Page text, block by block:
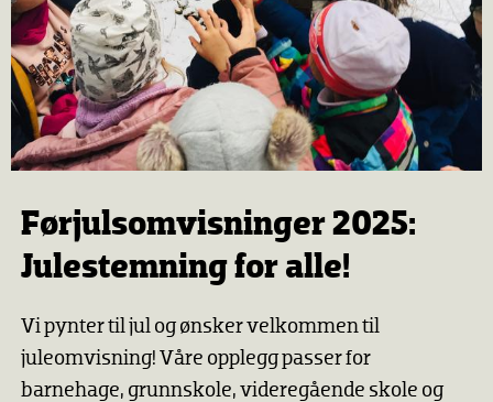
Førjulsomvisninger 2025:
Julestemning for alle!
Vi pynter til jul og ønsker velkommen til
juleomvisning! Våre opplegg passer for
barnehage, grunnskole, videregående skole og